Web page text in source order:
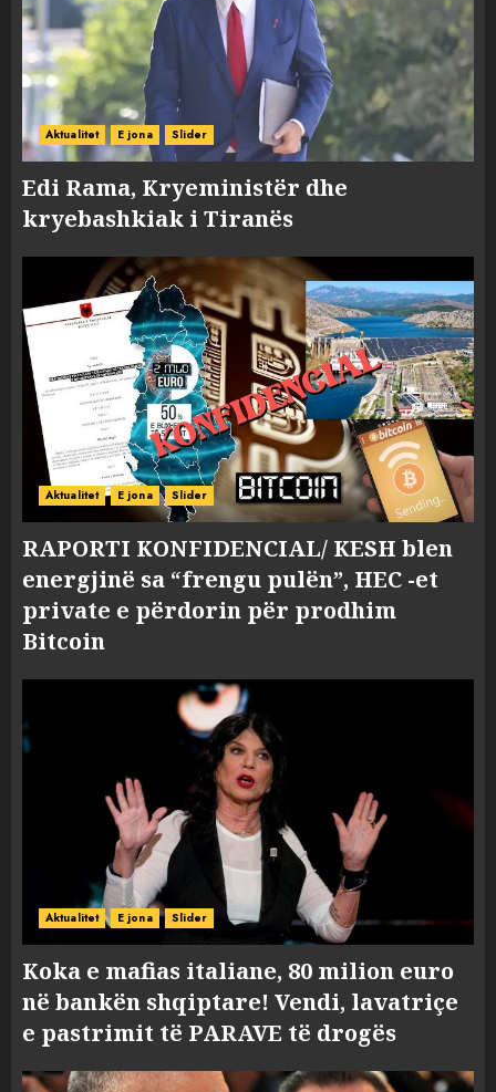
Aktualitet E jona Slider
Edi Rama, Kryeministër dhe
kryebashkiak i Tiranës
Aktualitet E jona Slider
RAPORTI KONFIDENCIAL/ KESH blen
energjinë sa “frengu pulën”, HEC -et
private e përdorin për prodhim
Bitcoin
Aktualitet E jona Slider
Koka e mafias italiane, 80 milion euro
në bankën shqiptare! Vendi, lavatriçe
e pastrimit të PARAVE të drogës